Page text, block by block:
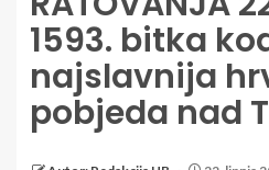
1593. bitka
najslavnija
pobjeda nad